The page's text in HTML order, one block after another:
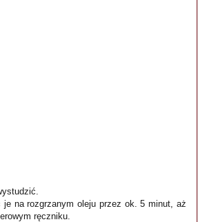
je na rozgrzanym oleju przez ok. 5 minut, aż
ręczniku.